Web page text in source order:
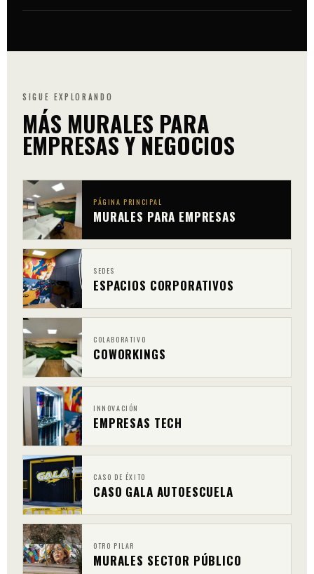
SIGUE EXPLORANDO
MÁS MURALES PARA
EMPRESAS Y NEGOCIOS
PÁGINA PRINCIPAL
MURALES PARA EMPRESAS
SEDES
ESPACIOS CORPORATIVOS
COLABORATIVO
COWORKINGS
INNOVACIÓN
EMPRESAS TECH
CASO DE ÉXITO
CASO GALA AUTOESCUELA
OTRO PILAR
MURALES SECTOR PÚBLICO